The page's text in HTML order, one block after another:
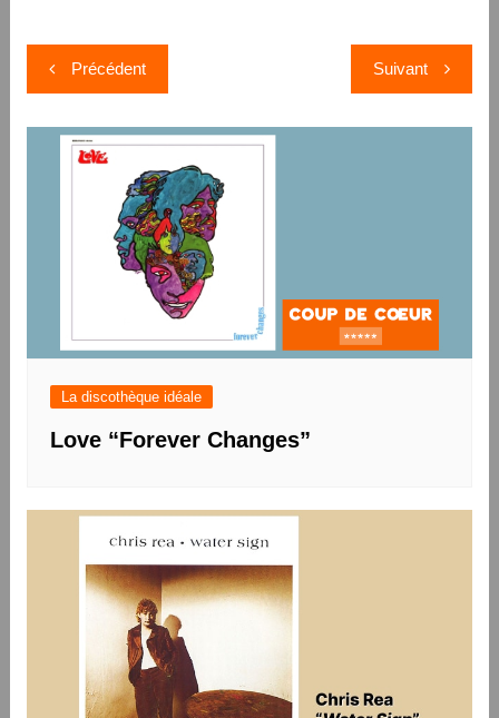
Navigation
de
l’article
Précédent Suivant
La discothèque idéale
Love “Forever Changes”